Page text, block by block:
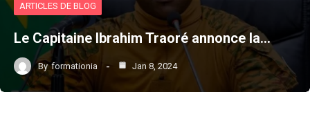
ARTICLES DE BLOG
Le Capitaine Ibrahim Traoré annonce la…
By formationia Jan 8, 2024